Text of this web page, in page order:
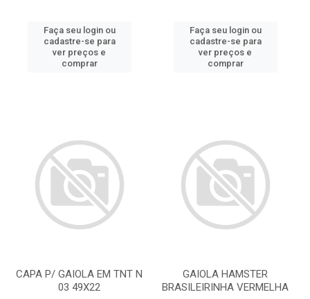
Faça seu login ou
cadastre-se para
ver preços e
comprar
Faça seu login ou
cadastre-se para
ver preços e
comprar
CAPA P/ GAIOLA EM TNT N
03 49X22
GAIOLA HAMSTER
BRASILEIRINHA VERMELHA